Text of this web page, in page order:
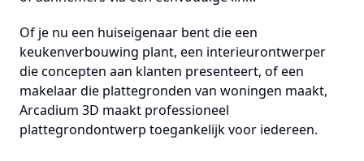
Of je nu een huiseigenaar bent die een
keukenverbouwing plant, een interieurontwerper
die concepten aan klanten presenteert, of een
makelaar die plattegronden van woningen maakt,
Arcadium 3D maakt professioneel
plattegrondontwerp toegankelijk voor iedereen.